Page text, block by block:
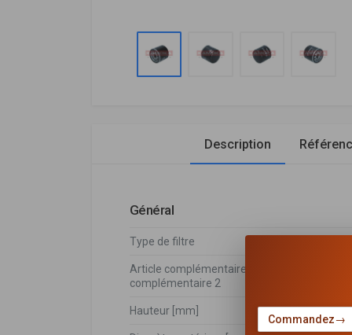
Description
Général
Type de filtre
Article complémentaire / Info
complémentaire 2
Hauteur [mm] 67
Commandez→